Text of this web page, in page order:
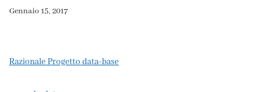
Gennaio 15, 2017
Razionale Progetto data-base